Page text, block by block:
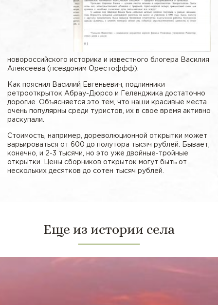
новороссийского историка и известного блогера Василия
Алексеева (псевдоним Орестоффф).
Как пояснил Василий Евгеньевич, подлинники
ретрооткрыток Абрау-Дюрсо и Геленджика достаточно
дорогие. Объясняется это тем, что наши красивые места
очень популярны среди туристов, их в свое время активно
раскупали.
Стоимость, например, дореволюционной открытки может
варьироваться от 600 до полутора тысяч рублей. Бывает,
конечно, и 2-3 тысячи, но это уже двойные-тройные
открытки. Цены сборников открыток могут быть от
нескольких десятков до сотен тысяч рублей.
Еще из истории села